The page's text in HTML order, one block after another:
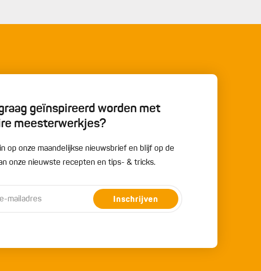
geïnspireerd worden met
meesterwerkjes?
op onze maandelijkse nieuwsbrief en blijf op de
onze nieuwste recepten en tips- & tricks.
Inschrijven